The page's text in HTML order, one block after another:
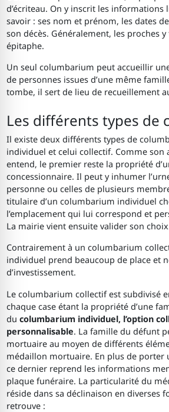
d’écriteau. On y inscrit les informations
savoir : ses nom et prénom, les dates
son décès. Généralement, les proches
épitaphe.
Un seul columbarium peut accueillir
de personnes issues d’une même
tombe, il sert de lieu de recueillement
Les différents types de
Il existe deux différents types de
individuel et celui collectif. Comme son
entend, le premier reste la propriété
concessionnaire. Il peut y inhumer
personne ou celles de plusieurs
titulaire d’un columbarium individuel
l’emplacement qui lui correspond et
La mairie vient ensuite valider son
Contrairement à un columbarium
individuel prend beaucoup de place et
d’investissement.
Le columbarium collectif est subdivisé
chaque case étant la propriété d’une
ducolumbarium individuel, l’option
personnalisable. La famille du défunt
mortuaire au moyen de différents
médaillon mortuaire. En plus de porter
ce dernier reprend les informations
plaque funéraire. La particularité du
réside dans sa déclinaison en diverses
retrouve :